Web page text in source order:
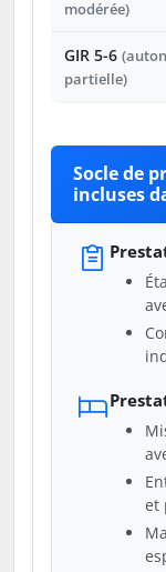
modérée)
GIR 5-6
partielle)
Socle de
incluses
et